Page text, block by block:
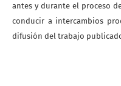
antes y durante el proceso
conducir a intercambios
difusión del trabajo